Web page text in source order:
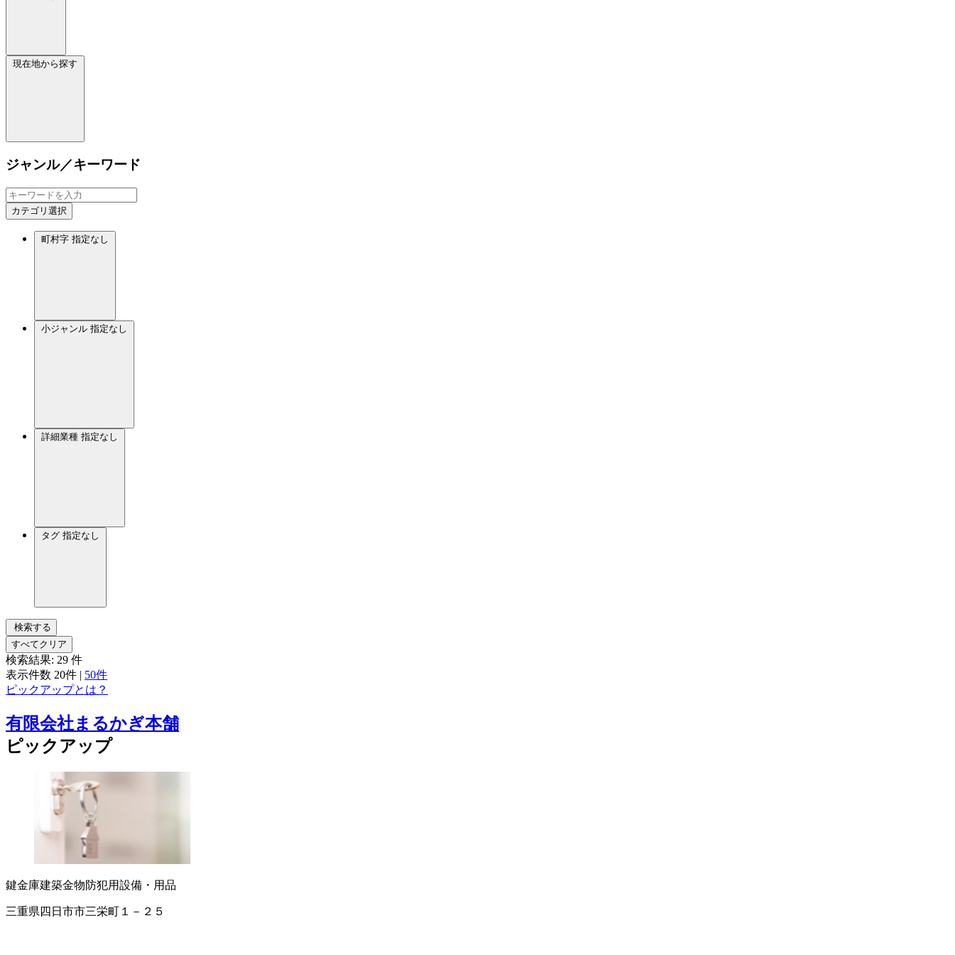
現在地から探す
ジャンル／キーワード
カテゴリ選択
町村字 指定なし
小ジャンル 指定なし
詳細業種 指定なし
タグ 指定なし
検索する
すべてクリア
検索結果: 29 件
表示件数 20件 | 50件
ピックアップとは？
有限会社まるかぎ本舗
ピックアップ
鍵金庫建築金物防犯用設備・用品
三重県四日市市三栄町１－２５